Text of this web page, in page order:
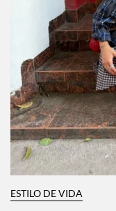
ESTILO DE VIDA